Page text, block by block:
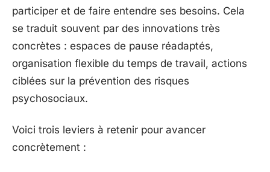
participer et de faire entendre ses besoins. Cela
se traduit souvent par des innovations très
concrètes : espaces de pause réadaptés,
organisation flexible du temps de travail, actions
ciblées sur la prévention des risques
psychosociaux.
Voici trois leviers à retenir pour avancer
concrètement :